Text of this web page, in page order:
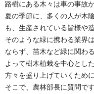
路樹にある木々は車の事故
夏の季節に、多くの人が木
も、生産されている皆様や
そのような緑に携わる業界
ならず、苗木など緑に関わ
よって樹木植栽を中心とし
方々を盛り上げていくため
そこで、農林部長に質問です